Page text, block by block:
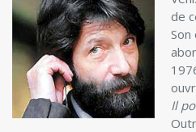
de
Il